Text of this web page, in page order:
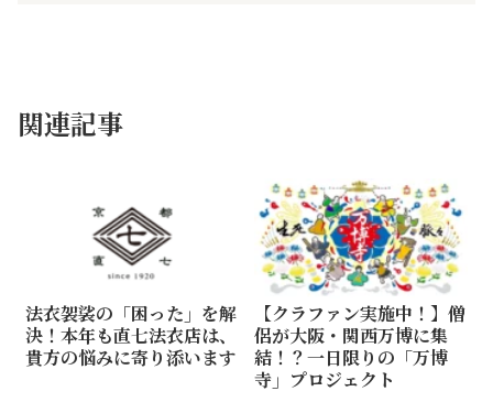
関連記事
法衣袈裟の「困った」を解
決！本年も直七法衣店は、
貴方の悩みに寄り添います
【クラファン実施中！】僧
侶が大阪・関西万博に集
結！？一日限りの「万博
寺」プロジェクト